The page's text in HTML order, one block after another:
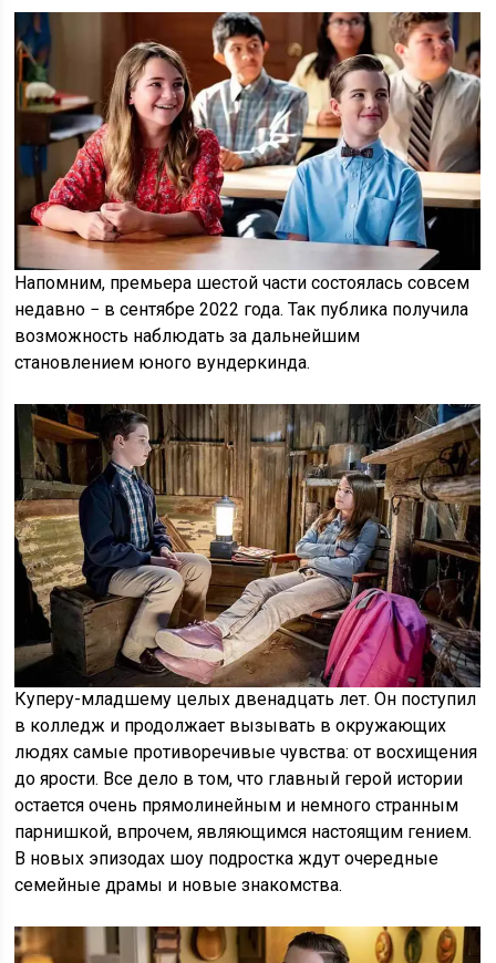
Напомним, премьера шестой части состоялась совсем
недавно − в сентябре 2022 года. Так публика получила
возможность наблюдать за дальнейшим
становлением юного вундеркинда.
Куперу-младшему целых двенадцать лет. Он поступил
в колледж и продолжает вызывать в окружающих
людях самые противоречивые чувства: от восхищения
до ярости. Все дело в том, что главный герой истории
остается очень прямолинейным и немного странным
парнишкой, впрочем, являющимся настоящим гением.
В новых эпизодах шоу подростка ждут очередные
семейные драмы и новые знакомства.